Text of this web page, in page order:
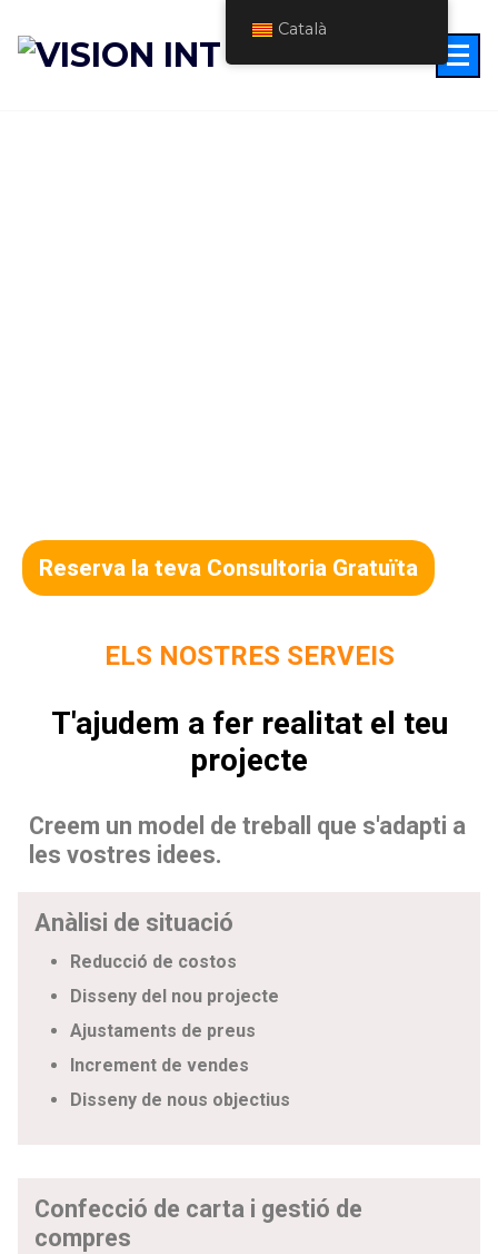
Reserva la teva Consultoria Gratuïta
ELS NOSTRES SERVEIS
T'ajudem a fer realitat el teu
projecte
Creem un model de treball que s'adapti a
les vostres idees.
Anàlisi de situació
Reducció de costos
Disseny del nou projecte
Ajustaments de preus
Increment de vendes
Disseny de nous objectius
Confecció de carta i gestió de
compres
Català